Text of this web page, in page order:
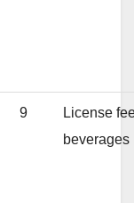
9
License